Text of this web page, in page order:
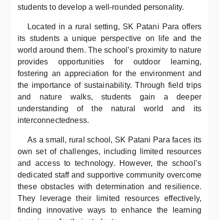
students to develop a well-rounded personality.
Located in a rural setting, SK Patani Para offers
its students a unique perspective on life and the
world around them. The school’s proximity to nature
provides opportunities for outdoor learning,
fostering an appreciation for the environment and
the importance of sustainability. Through field trips
and nature walks, students gain a deeper
understanding of the natural world and its
interconnectedness.
As a small, rural school, SK Patani Para faces its
own set of challenges, including limited resources
and access to technology. However, the school’s
dedicated staff and supportive community overcome
these obstacles with determination and resilience.
They leverage their limited resources effectively,
finding innovative ways to enhance the learning